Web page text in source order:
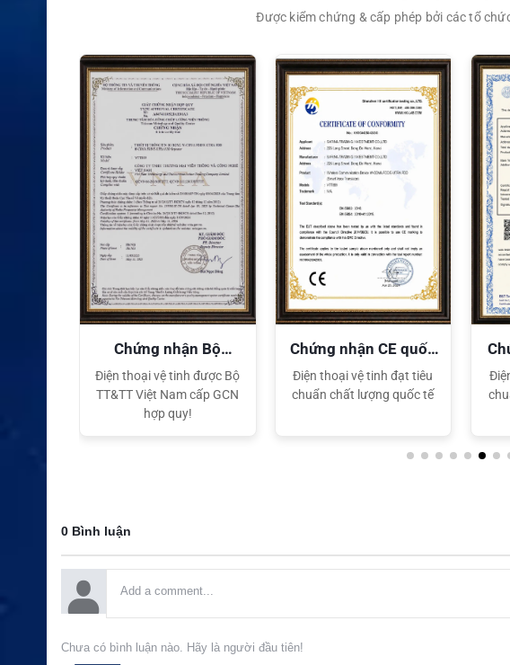
Được kiểm chứng & cấp phép bởi các tổ
Chứng nhận Bộ
TT&TT
Điện thoại vệ tinh được Bộ
TT&TT Việt Nam cấp GCN
hợp quy!
Chứng nhận CE quốc
tế
Điện thoại vệ tinh đạt tiêu
chuẩn chất lượng quốc tế
0 Bình luận
Chưa có bình luận nào. Hãy là người đầu tiên!